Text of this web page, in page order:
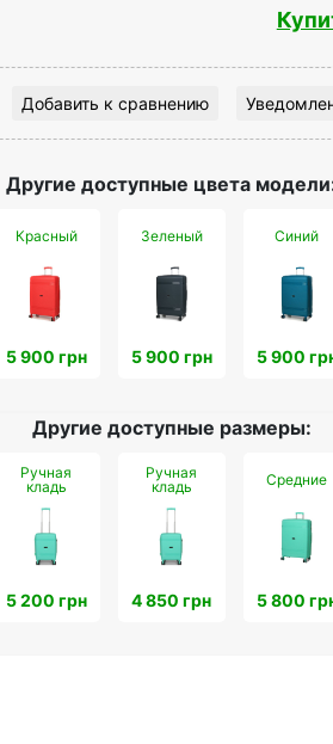
Добавить к сравнению
Другие доступные цвета
Красный
5 900 грн
Зеленый
5 900 грн
Синий
5 900
Другие доступные размеры:
Ручная
кладь
5 200 грн
Ручная
кладь
4 850 грн
Средние
5 800